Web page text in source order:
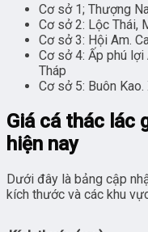
Cơ sở 1; Thượng
Cơ sở 2: Lộc Thái,
Cơ sở 3: Hội Am.
Cơ sở 4: Ấp phú lợi
Tháp
Cơ sở 5: Buôn
Giá cá thác lác
hiện nay
Dưới đây là bảng cập
kích thước và các khu